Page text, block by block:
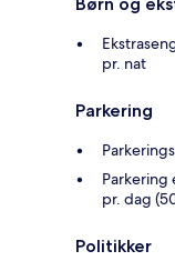
pr. nat
Parkering
Parkering
pr. dag
Politikker